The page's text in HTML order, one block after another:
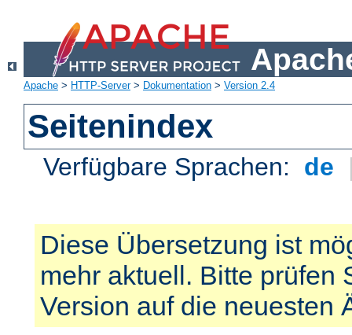
Apache > HTTP-Server> Dokumentation > Version 2.4
Seitenindex
Verfügbare Sprachen: de
Diese Übersetzung ist
mehr aktuell. Bitte prüfen
Version auf die neuesten